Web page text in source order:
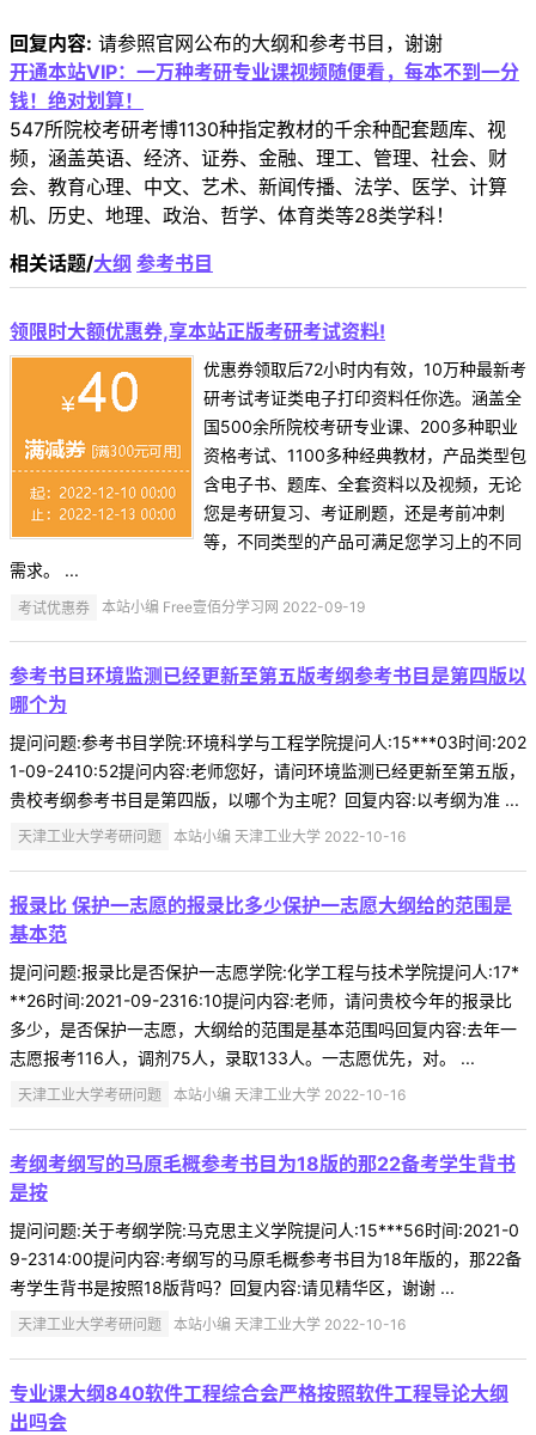
回复内容: 请参照官网公布的大纲和参考书目，谢谢
开通本站VIP：一万种考研专业课视频随便看，每本不到一分
钱！绝对划算！
547所院校考研考博1130种指定教材的千余种配套题库、视
频，涵盖英语、经济、证券、金融、理工、管理、社会、财
会、教育心理、中文、艺术、新闻传播、法学、医学、计算
机、历史、地理、政治、哲学、体育类等28类学科！
相关话题/大纲 参考书目
领限时大额优惠券,享本站正版考研考试资料!
优惠券领取后72小时内有效，10万种最新考
研考试考证类电子打印资料任你选。涵盖全
国500余所院校考研专业课、200多种职业
资格考试、1100多种经典教材，产品类型包
含电子书、题库、全套资料以及视频，无论
您是考研复习、考证刷题，还是考前冲刺
等，不同类型的产品可满足您学习上的不同
需求。 ...
考试优惠券 本站小编 Free壹佰分学习网 2022-09-19
参考书目环境监测已经更新至第五版考纲参考书目是第四版以
哪个为
提问问题:参考书目学院:环境科学与工程学院提问人:15***03时间:202
1-09-2410:52提问内容:老师您好，请问环境监测已经更新至第五版，
贵校考纲参考书目是第四版，以哪个为主呢？回复内容:以考纲为准 ...
天津工业大学考研问题 本站小编 天津工业大学 2022-10-16
报录比 保护一志愿的报录比多少保护一志愿大纲给的范围是
基本范
提问问题:报录比是否保护一志愿学院:化学工程与技术学院提问人:17*
**26时间:2021-09-2316:10提问内容:老师，请问贵校今年的报录比
多少，是否保护一志愿，大纲给的范围是基本范围吗回复内容:去年一
志愿报考116人，调剂75人，录取133人。一志愿优先，对。 ...
天津工业大学考研问题 本站小编 天津工业大学 2022-10-16
考纲考纲写的马原毛概参考书目为18版的那22备考学生背书
是按
提问问题:关于考纲学院:马克思主义学院提问人:15***56时间:2021-0
9-2314:00提问内容:考纲写的马原毛概参考书目为18年版的，那22备
考学生背书是按照18版背吗？回复内容:请见精华区，谢谢 ...
天津工业大学考研问题 本站小编 天津工业大学 2022-10-16
专业课大纲840软件工程综合会严格按照软件工程导论大纲
出吗会